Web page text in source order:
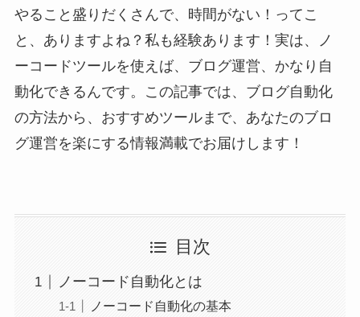
やること盛りだくさんで、時間がない！ってこ
と、ありますよね？私も経験あります！実は、ノ
ーコードツールを使えば、ブログ運営、かなり自
動化できるんです。この記事では、ブログ自動化
の方法から、おすすめツールまで、あなたのブロ
グ運営を楽にする情報満載でお届けします！
目次
ノーコード自動化とは
ノーコード自動化の基本